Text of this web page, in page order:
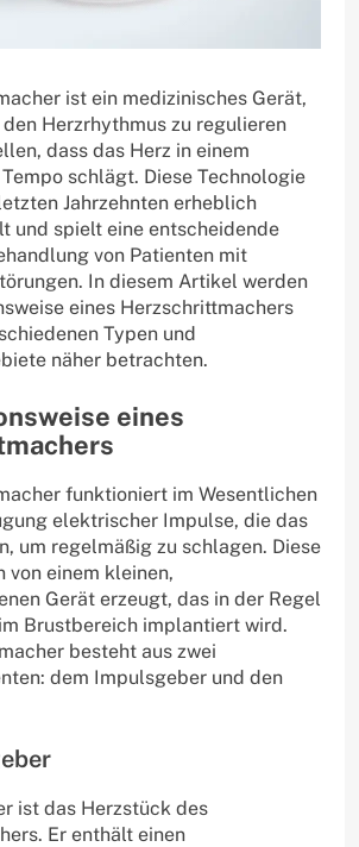
ist ein medizinisches Gerät,
Herzrhythmus zu regulieren
dass das Herz in einem
schlägt. Diese Technologie
Jahrzehnten erheblich
und spielt eine entscheidende
von Patienten mit
In diesem Artikel werden
eines Herzschrittmachers
Typen und
näher betrachten.
eines
funktioniert im Wesentlichen
elektrischer Impulse, die das
um regelmäßig zu schlagen. Diese
von einem kleinen,
Gerät erzeugt, das in der Regel
Brustbereich implantiert wird.
besteht aus zwei
dem Impulsgeber und den
ist das Herzstück des
Er enthält einen